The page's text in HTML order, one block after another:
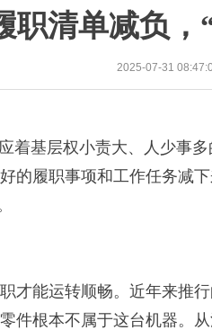
职清单减负，
2025-07-31
层权小责大、人少事多
的履职事项和工作任务减
能运转顺畅。近年来推
件根本不属于这台机器。